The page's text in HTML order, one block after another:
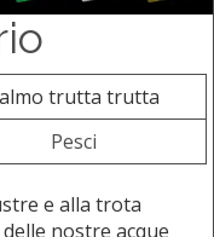
trutta trutta
Pesci
e alla trota
nostre acque